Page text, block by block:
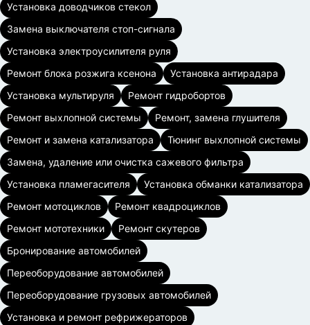
Установка доводчиков стекол
Замена выключателя стоп-сигнала
Установка электроусилителя руля
Ремонт блока розжига ксенона
Установка антирадара
Установка мультируля
Ремонт гидробортов
Ремонт выхлопной системы
Ремонт, замена глушителя
Ремонт и замена катализатора
Тюнинг выхлопной системы
Замена, удаление или очистка сажевого фильтра
Установка пламегасителя
Установка обманки катализатора
Ремонт мотоциклов
Ремонт квадроциклов
Ремонт мототехники
Ремонт скутеров
Бронирование автомобилей
Переоборудование автомобилей
Переоборудование грузовых автомобилей
Установка и ремонт рефрижераторов